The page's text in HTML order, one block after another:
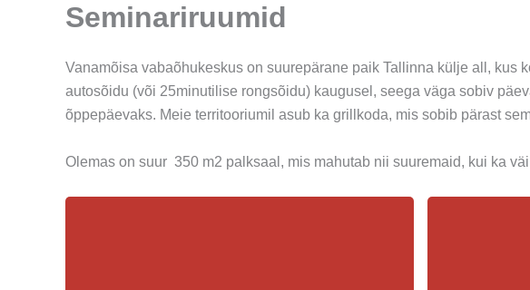
Seminariruumid
Vanamõisa vabaõhukeskus on suurepärane paik Tallinna külje all,
autosõidu (või 25minutilise rongsõidu) kaugusel, seega väga sobiv
õppepäevaks. Meie territooriumil asub ka grillkoda, mis sobib pärast
Olemas on suur 350 m2 palksaal, mis mahutab nii suuremaid, kui ka